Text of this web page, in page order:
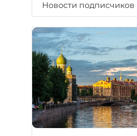
Новости подписчиков